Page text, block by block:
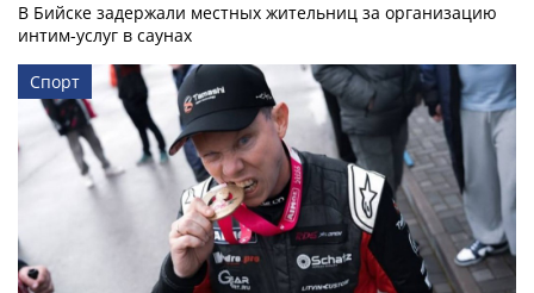
В Бийске задержали местных жительниц за организацию
интим-услуг в саунах
Спорт